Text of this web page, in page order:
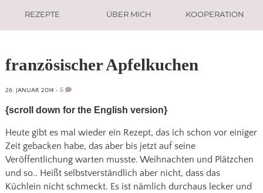
REZEPTE ÜBER MICH KOOPERATION
französischer Apfelkuchen
26. JANUAR 2014 • 5
{scroll down for the English version}
Heute gibt es mal wieder ein Rezept, das ich schon vor einiger
Zeit gebacken habe, das aber bis jetzt auf seine
Veröffentlichung warten musste. Weihnachten und Plätzchen
und so.. Heißt selbstverständlich aber nicht, dass das
Küchlein nicht schmeckt. Es ist nämlich durchaus lecker und